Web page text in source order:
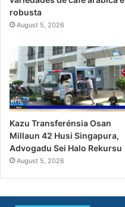
robusta
August 5, 2026
Kazu Transferénsia Osan
Millaun 42 Husi Singapura,
Advogadu Sei Halo Rekursu
August 5, 2026